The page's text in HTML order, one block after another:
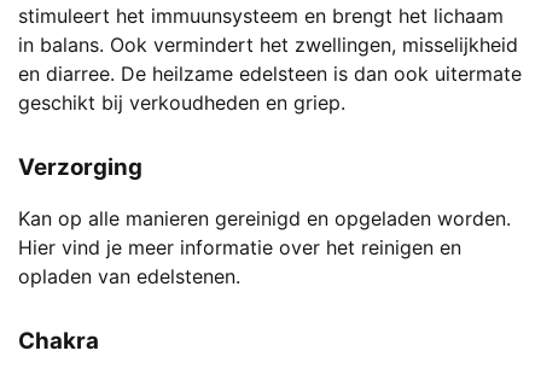
stimuleert het immuunsysteem en brengt het lichaam
in balans. Ook vermindert het zwellingen, misselijkheid
en diarree. De heilzame edelsteen is dan ook uitermate
geschikt bij verkoudheden en griep.
Verzorging
Kan op alle manieren gereinigd en opgeladen worden.
Hier vind je meer informatie over het reinigen en
opladen van edelstenen.
Chakra